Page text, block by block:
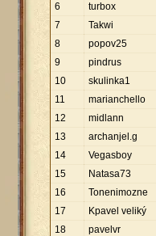
6
turbox
7
Takwi
8
popov25
9
pindrus
10
skulinka1
11
marianchello
12
midlann
13
archanjel.g
14
Vegasboy
15
Natasa73
16
Tonenimozne
17
Kpavel veliký
18
pavelvr